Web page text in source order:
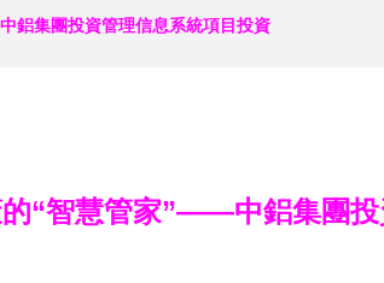
鋁集團投資管理信息系統項目投資
“智慧管家”——中鋁集團投